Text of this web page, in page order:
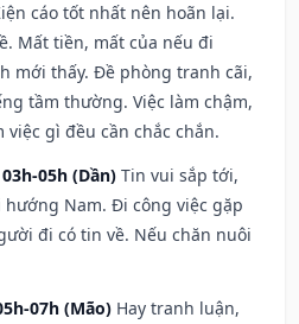
cáo tốt nhất nên hoãn lại.
Mất tiền, mất của nếu đi
mới thấy. Đề phòng tranh cãi,
tầm thường. Việc làm chậm,
gì đều cần chắc chắn.
05h (Dần) Tin vui sắp tới,
Nam. Đi công việc gặp
đi có tin về. Nếu chăn nuôi
07h (Mão) Hay tranh luận,